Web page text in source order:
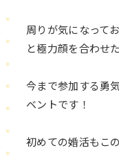
周りが気になって
と極力顔を合わせ
今まで参加する勇
ベントです！
初めての婚活もこ